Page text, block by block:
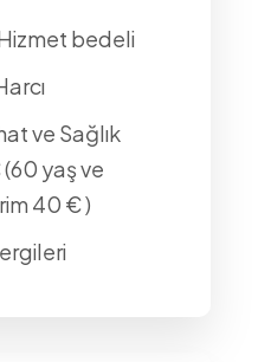
bedeli
ve Sağlık
(60 yaş ve
40 € )